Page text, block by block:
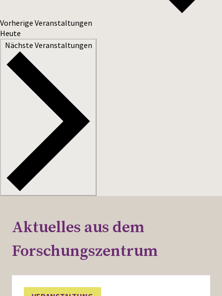
Vorherige Veranstaltungen
Heute
Nächste Veranstaltungen
Aktuelles aus dem
Forschungszentrum